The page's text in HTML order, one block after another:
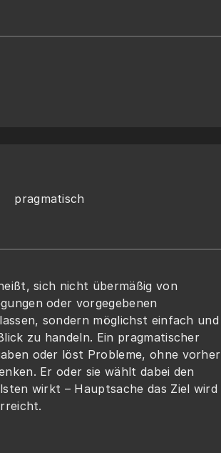
pragmatisch
sich nicht übermäßig von
oder vorgegebenen
sondern möglichst einfach und
zu handeln. Ein pragmatischer
oder löst Probleme, ohne vorher
Er oder sie wählt dabei den
wirkt – Hauptsache das Ziel wird